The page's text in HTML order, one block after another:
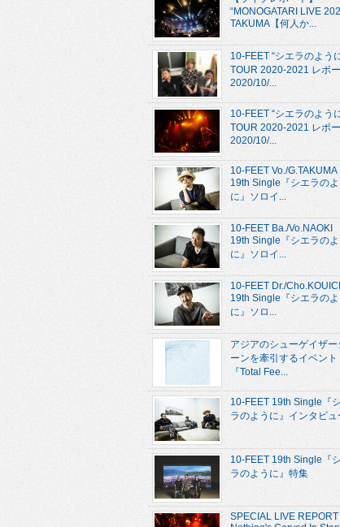
“MONOGATARI LIVE
TAKUMA【何人か...
10-FEET “シエラのよう
TOUR 2020-2021 レポ
2020/10/...
10-FEET “シエラのよう
TOUR 2020-2021 レポ
2020/10/...
10-FEET Vo./G.TAKUMA
19th Single『シエラのよ
に』ソロイ...
10-FEET Ba./Vo.NAOKI
19th Single『シエラのよ
に』ソロイ...
10-FEET Dr./
19th Single『シエラのよ
に』ソロ...
アジアのシューゲイザー
ーンを牽引するイベント
『Total Fee...
10-FEET 19th Single『
ラのように』インタビュ
10-FEET 19th Single『
ラのように』特集
SPECIAL LIVE REPORT